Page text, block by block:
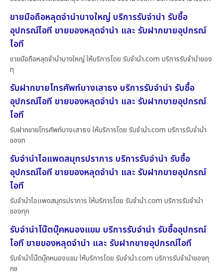
ขายมือถือหลุดจำนำบางใหญ่ บริการรับจำนำ รับซื้อ
อุปกรณ์ไอที ขายของหลุดจำนำ และ รับฝากขายอุปกรณ์
ไอที
ขายมือถือหลุดจำนำบางใหญ่ ให้บริการโดย รับจํานํา.com บริการรับจำนำของ
ทุ
รับฝากขายโทรศัพท์บางเสาธง บริการรับจำนำ รับซื้อ
อุปกรณ์ไอที ขายของหลุดจำนำ และ รับฝากขายอุปกรณ์
ไอที
รับฝากขายโทรศัพท์บางเสาธง ให้บริการโดย รับจํานํา.com บริการรับจำนำ
ของท
รับจำนำไอแพดสมุทรปราการ บริการรับจำนำ รับซื้อ
อุปกรณ์ไอที ขายของหลุดจำนำ และ รับฝากขายอุปกรณ์
ไอที
รับจำนำไอแพดสมุทรปราการ ให้บริการโดย รับจํานํา.com บริการรับจำนำ
ของทุก
รับจำนำโน๊ตบุ๊คหนองแขม บริการรับจำนำ รับซื้ออุปกรณ์
ไอที ขายของหลุดจำนำ และ รับฝากขายอุปกรณ์ไอที
รับจำนำโน๊ตบุ๊คหนองแขม ให้บริการโดย รับจํานํา.com บริการรับจำนำของทุ
กช